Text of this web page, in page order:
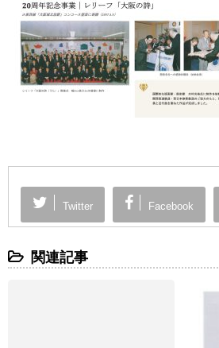
Twitter Facebook
関連記事